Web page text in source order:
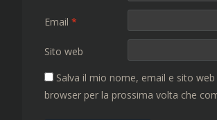
Email *
Sito web
Salva il mio nome, email e sito
browser per la prossima volta che